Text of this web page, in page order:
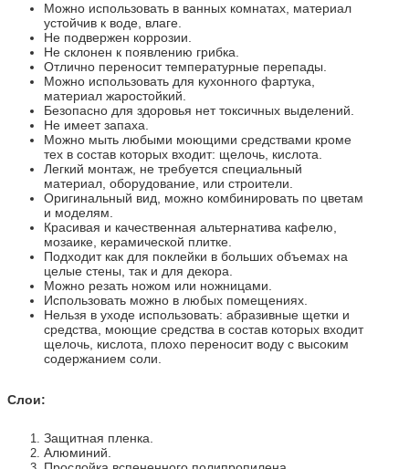
Можно использовать в ванных комнатах, материал
устойчив к воде, влаге.
Не подвержен коррозии.
Не склонен к появлению грибка.
Отлично переносит температурные перепады.
Можно использовать для кухонного фартука,
материал жаростойкий.
Безопасно для здоровья нет токсичных выделений.
Не имеет запаха.
Можно мыть любыми моющими средствами кроме
тех в состав которых входит: щелочь, кислота.
Легкий монтаж, не требуется специальный
материал, оборудование, или строители.
Оригинальный вид, можно комбинировать по цветам
и моделям.
Красивая и качественная альтернатива кафелю,
мозаике, керамической плитке.
Подходит как для поклейки в больших объемах на
целые стены, так и для декора.
Можно резать ножом или ножницами.
Использовать можно в любых помещениях.
Нельзя в уходе использовать: абразивные щетки и
средства, моющие средства в состав которых входит
щелочь, кислота, плохо переносит воду с высоким
содержанием соли.
Слои:
Защитная пленка.
Алюминий.